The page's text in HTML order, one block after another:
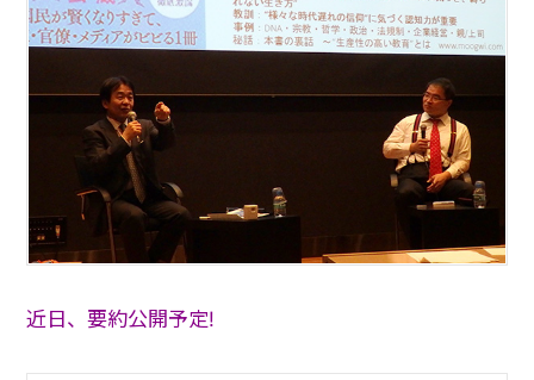
近日、要約公開予定!